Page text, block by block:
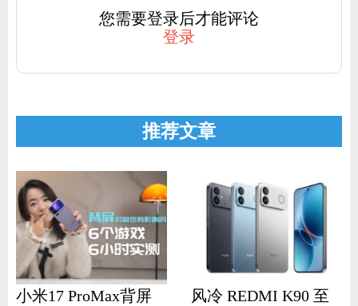
您需要登录后才能评论
登录
推荐文章
小米17 ProMax背屏
风冷 REDMI K90 至